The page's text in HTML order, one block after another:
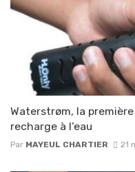
Waterstrøm, la
recharge à l’eau
Par MAYEUL CHARTIER 21